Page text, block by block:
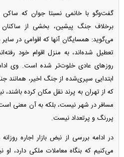
گفت‌و‌گو با خانمی نسبتا جوان که
برخلاف جنگ پیشین، بخشی از
می‌گوید: همسایگان آنها که اقوامی در
تعطیل شده‌اند، به منزل اقوام خود
روز‌های عادی خلوت‌تر شده است. وی
ابتدایی سپری‌شده از جنگ اخیر، همانند
که از تهران به پرند نقل مکان کرده باشند،
مسافر در شهر نیست، بلکه به آن معنی
پررنگ و پرتعداد نیست.
در ادامه بررسی از نبض بازار اجاره
می‌کنیم که بنگاه معاملات ملکی دارد، او